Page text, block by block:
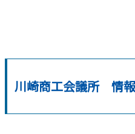
川崎商工会議所 情報